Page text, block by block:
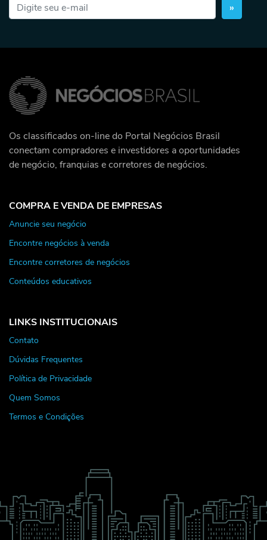
»
Os classificados on-line do Portal Negócios Brasil
conectam compradores e investidores a oportunidades
de negócio, franquias e corretores de negócios.
COMPRA E VENDA DE EMPRESAS
Anuncie seu negócio
Encontre negócios à venda
Encontre corretores de negócios
Conteúdos educativos
LINKS INSTITUCIONAIS
Contato
Dúvidas Frequentes
Política de Privacidade
Quem Somos
Termos e Condições